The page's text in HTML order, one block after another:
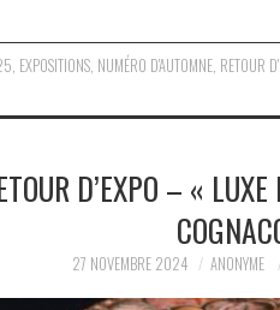
, EXPOSITIONS, NUMÉRO D'AUTOMNE, RETOUR
D’EXPO – «
27 NOVEMBRE 2024 ANONYME